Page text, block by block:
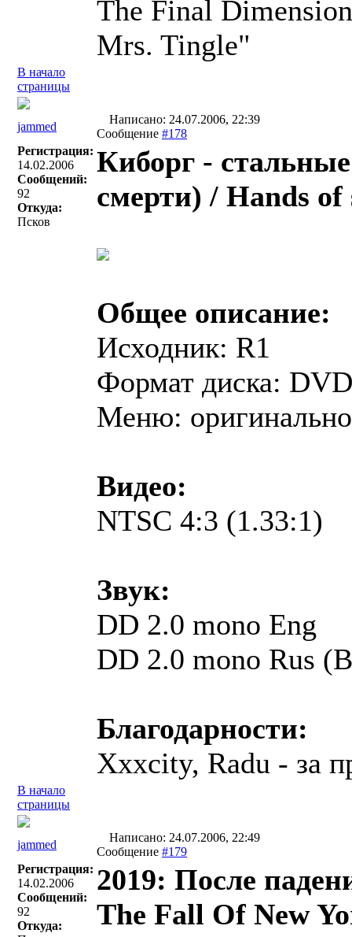
The Final
Mrs. Tingle"
В начало
страницы
jammed
Написано: 24.07.2006, 22:39
Сообщение #178
Регистрация:
14.02.2006
Сообщений:
92
Откуда:
Псков
Киборг -
смерти) / Hands
Общее описание:
Исходник: R1
Формат диска:
Меню:
Видео:
NTSC 4:3 (1.33:1)
Звук:
DD 2.0 mono Eng
DD 2.0 mono Rus
Благодарности:
Xxxcity, Radu - за
В начало
страницы
jammed
Написано: 24.07.2006, 22:49
Сообщение #179
Регистрация:
14.02.2006
Сообщений:
92
Откуда:
2019: После
The Fall Of New